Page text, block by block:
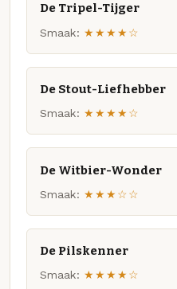
De Tripel-Tijger
Smaak: ★★★★☆
De Stout-Liefhebber
Smaak: ★★★★☆
De Witbier-Wonder
Smaak: ★★★☆☆
De Pilskenner
Smaak: ★★★★☆